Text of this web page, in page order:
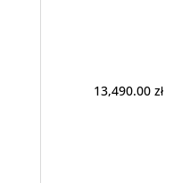
13,490.00zł